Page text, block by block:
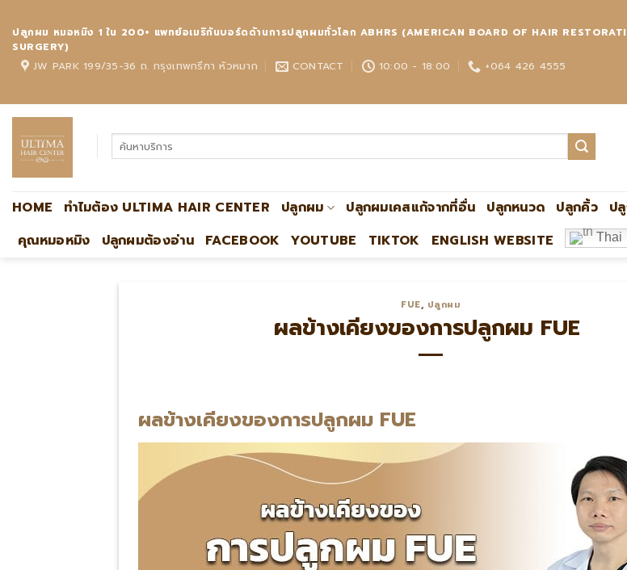
content
ปลูกผม หมอหมิง 1 ใน 200+ แพทย์อเมริกันบอร์ดด้านการปลูกผมทั่วโลก ABHRS (AMERICAN BOARD OF HAIR
SURGERY)
JW PARK 199/35-36 ถ. กรุงเทพกรีฑา หัวหมาก CONTACT 10:00 - 18:00 +064 426 4555
HOME ทำไมต้อง ULTIMA HAIR CENTER ปลูกผม ปลูกผมเคสแก้จากที่อื่น ปลูกหนวด ปลูกคิ้ว ป
คุณหมอหมิง
ปลูกผมต้องอ่าน FACEBOOK YOUTUBE TIKTOK ENGLISH WEBSITE Thai
FUE, ปลูกผม
ผลข้างเคียงของการปลูกผม FUE
ผลข้างเคียงของการปลูกผม FUE